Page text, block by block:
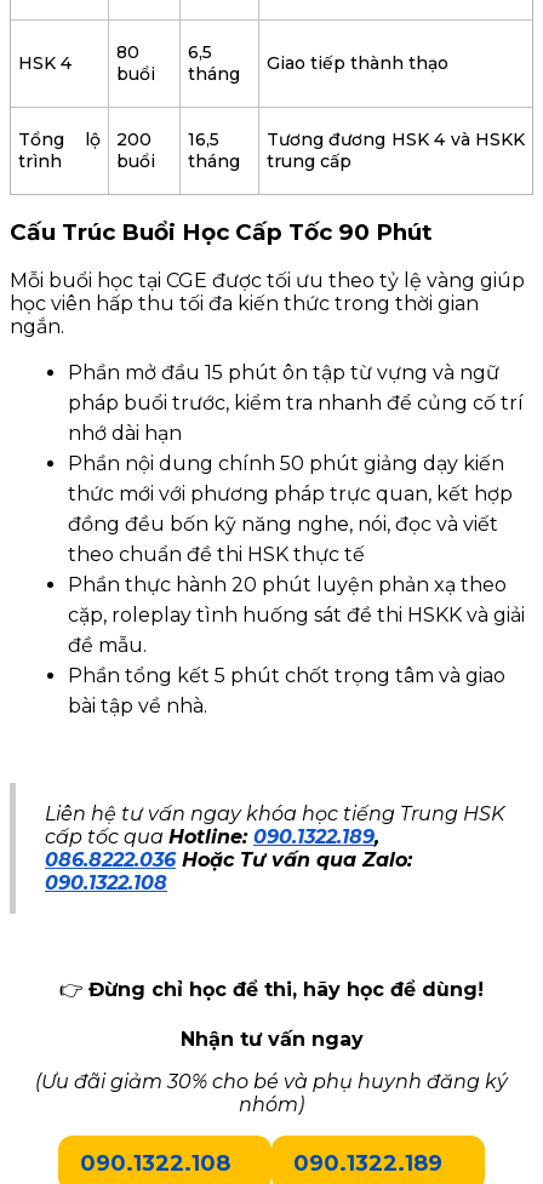
HSK 4
80
buổi
6,5
tháng
Giao tiếp thành thạo
Tổng lộ
trình
200
buổi
16,5
tháng
Tương đương HSK 4 và HSKK
trung cấp
Cấu Trúc Buổi Học Cấp Tốc 90 Phút
Mỗi buổi học tại CGE được tối ưu theo tỷ lệ vàng giúp
học viên hấp thu tối đa kiến thức trong thời gian
ngắn.
Phần mở đầu 15 phút ôn tập từ vựng và ngữ
pháp buổi trước, kiểm tra nhanh để củng cố trí
nhớ dài hạn
Phần nội dung chính 50 phút giảng dạy kiến
thức mới với phương pháp trực quan, kết hợp
đồng đều bốn kỹ năng nghe, nói, đọc và viết
theo chuẩn đề thi HSK thực tế
Phần thực hành 20 phút luyện phản xạ theo
cặp, roleplay tình huống sát đề thi HSKK và giải
đề mẫu.
Phần tổng kết 5 phút chốt trọng tâm và giao
bài tập về nhà.
Liên hệ tư vấn ngay khóa học tiếng Trung HSK
cấp tốc qua Hotline: 090.1322.189,
086.8222.036Hoặc Tư vấn qua Zalo:
090.1322.108
👉 Đừng chỉ học để thi, hãy học để dùng!
Nhận tư vấn ngay
(Ưu đãi giảm 30% cho bé và phụ huynh đăng ký
nhóm)
090.1322.108 090.1322.189